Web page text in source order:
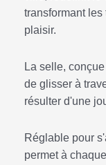
transformant
plaisir.
La selle,
de glisser à
résulter d'une
Réglable pour
permet à